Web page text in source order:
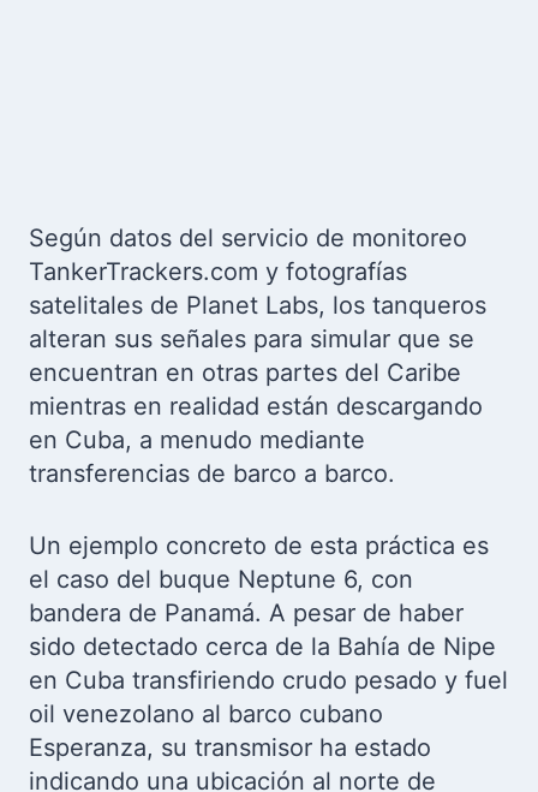
Según datos del servicio de monitoreo
TankerTrackers.com y fotografías
satelitales de Planet Labs, los tanqueros
alteran sus señales para simular que se
encuentran en otras partes del Caribe
mientras en realidad están descargando
en Cuba, a menudo mediante
transferencias de barco a barco.
Un ejemplo concreto de esta práctica es
el caso del buque Neptune 6, con
bandera de Panamá. A pesar de haber
sido detectado cerca de la Bahía de Nipe
en Cuba transfiriendo crudo pesado y fuel
oil venezolano al barco cubano
Esperanza, su transmisor ha estado
indicando una ubicación al norte de